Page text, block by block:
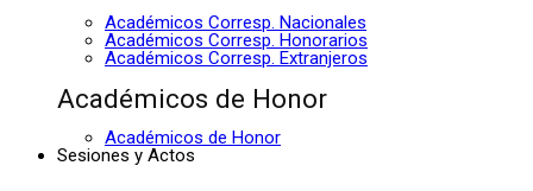
Académicos Corresp. Nacionales
Académicos Corresp. Honorarios
Académicos Corresp. Extranjeros
Académicos de Honor
Académicos de Honor
Sesiones y Actos